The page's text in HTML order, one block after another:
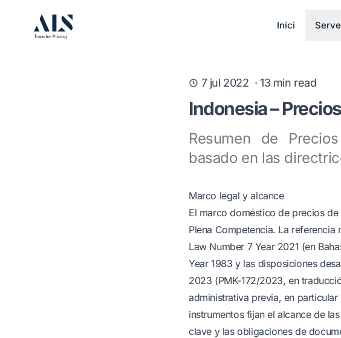
Inici
7 jul 2022 ·13 min read
Indonesia –
Resumen de
basado en las
Marco legal y alcance
El marco doméstico de precios
Plena Competencia. La
Law Number 7 Year 2021 (en
Year 1983 y las disposiciones
2023 (PMK-172/2023, en
administrativa previa, en particular
instrumentos fijan el alcance de
clave y las obligaciones de